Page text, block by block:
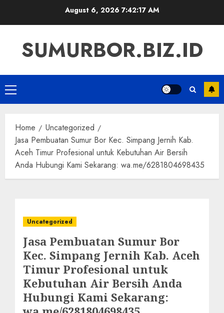
August 6, 2026 7:42:17 AM
SUMURBOR.BIZ.ID
Primary
Menu
Home
Uncategorized
Jasa Pembuatan Sumur Bor Kec. Simpang Jernih Kab.
Aceh Timur Profesional untuk Kebutuhan Air Bersih
Anda Hubungi Kami Sekarang: wa.me/6281804698435
Uncategorized
Jasa Pembuatan Sumur Bor
Kec. Simpang Jernih Kab. Aceh
Timur Profesional untuk
Kebutuhan Air Bersih Anda
Hubungi Kami Sekarang: